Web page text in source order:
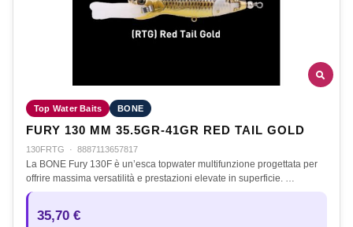
Top Water Baits BONE
FURY 130 MM 35.5GR-41GR RED TAIL GOLD
130FRTG · 8887113657817
La BONE Fury 130F è un’esca topwater multifunzione progettata per
offrire massima versatilità e prestazioni elevate in superficie. …
35,70 €